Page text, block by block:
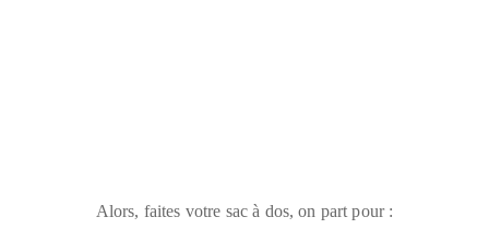
Alors, faites votre sac à dos, on part pour :